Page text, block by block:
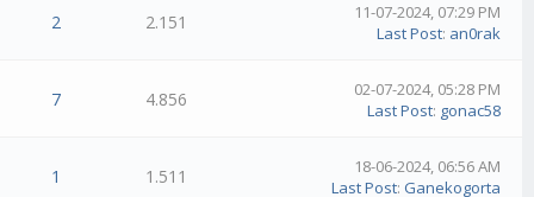
2 2.151
11-07-2024, 07:29 PM
Last Post: an0rak
7 4.856
02-07-2024, 05:28 PM
Last Post: gonac58
1 1.511
18-06-2024, 06:56 AM
Last Post: Ganekogorta